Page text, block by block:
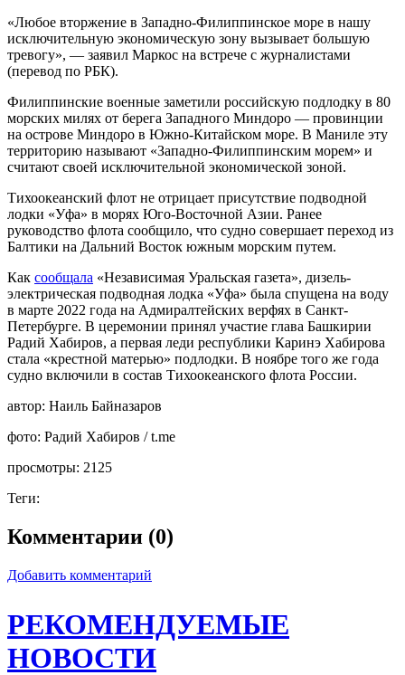
«Любое вторжение в Западно-Филиппинское море в нашу
исключительную экономическую зону вызывает большую
тревогу», — заявил Маркос на встрече с журналистами
(перевод по РБК).
Филиппинские военные заметили российскую подлодку в 80
морских милях от берега Западного Миндоро — провинции
на острове Миндоро в Южно-Китайском море. В Маниле эту
территорию называют «Западно-Филиппинским морем» и
считают своей исключительной экономической зоной.
Тихоокеанский флот не отрицает присутствие подводной
лодки «Уфа» в морях Юго-Восточной Азии. Ранее
руководство флота сообщило, что судно совершает переход из
Балтики на Дальний Восток южным морским путем.
Как сообщала «Независимая Уральская газета», дизель-
электрическая подводная лодка «Уфа» была спущена на воду
в марте 2022 года на Адмиралтейских верфях в Санкт-
Петербурге. В церемонии принял участие глава Башкирии
Радий Хабиров, а первая леди республики Каринэ Хабирова
стала «крестной матерью» подлодки. В ноябре того же года
судно включили в состав Тихоокеанского флота России.
автор: Наиль Байназаров
фото: Радий Хабиров / t.me
просмотры: 2125
Теги:
Комментарии (0)
Добавить комментарий
РЕКОМЕНДУЕМЫЕ
НОВОСТИ